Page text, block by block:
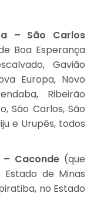
– São Carlos
Boa Esperança
Gavião
Europa, Novo
Ribeirão
São Carlos, São
e Urupês, todos
Caconde(que
de Minas
no Estado